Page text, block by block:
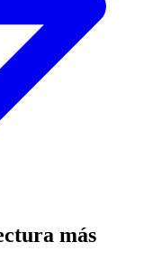
más